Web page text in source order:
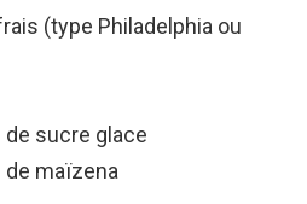
(type Philadelphia ou
sucre glace
de maïzena